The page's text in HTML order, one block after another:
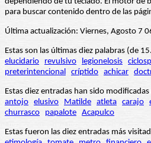
para buscar contenido dentro de las
Última actualización: Viernes, Agosto 7
Estas son las últimas diez palabras (de
elucidario
revulsivo legionelosis
preterintencional críptido achicar
Estas diez entradas han sido
antojo elusivo Matilde atleta carajo
churrasco
papalote Acapulco
Estas fueron las diez entradas más